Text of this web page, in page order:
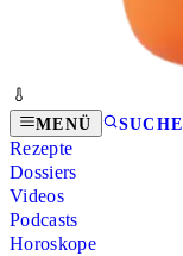
MENÜ SUCHE
Rezepte
Dossiers
Videos
Podcasts
Horoskope